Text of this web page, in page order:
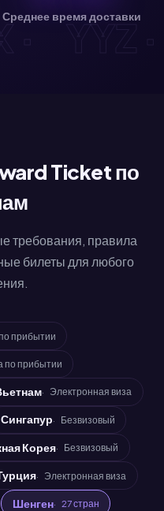
LAX ·
Среднее время доставки
Ticket по
требования, правила
билеты для любого
прибытии
по прибытии
Электронная виза
Сингапур Безвизовый
Корея Безвизовый
Электронная виза
Шенген 27 стран